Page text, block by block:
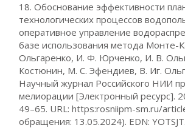
18. Обоснование эффективности
технологических процессов
оперативное управление
базе использования метода Монте-
Ольгаренко, И. Ф. Юрченко, И. В.
Костюнин, М. С. Эфендиев, В. Иг.
Научный журнал Российского НИИ
мелиорации [Электронный ресурс].
49–65. URL: https:rosniipm-sm.ru/
обращения: 13.05.2024). EDN: YOTSJT.